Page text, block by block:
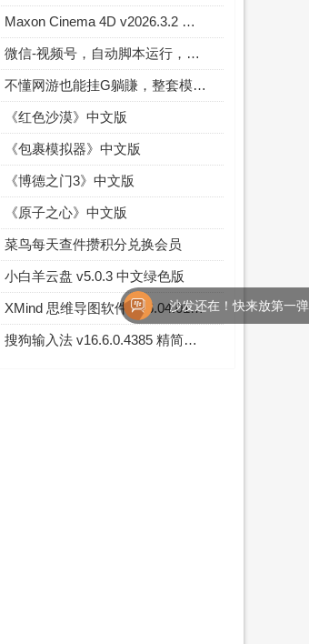
Maxon Cinema 4D v2026.3.2 中文破解版
微信-视频号，自动脚本运行，彻底解放双手日入100+
不懂网游也能挂G躺賺，整套模板照搬日日增收，单机每天稳定1000+【揭秘】
《红色沙漠》中文版
《包裹模拟器》中文版
《博德之门3》中文版
《原子之心》中文版
菜鸟每天查件攒积分兑换会员
小白羊云盘 v5.0.3 中文绿色版
XMind 思维导图软件 v26.04.01341 破解版
搜狗输入法 v16.6.0.4385 精简优化版
沙发还在！快来放第一弹吧！